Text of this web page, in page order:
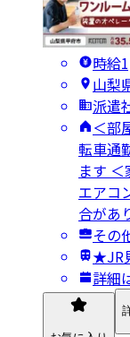
時給
山梨
派遣
＜部
転車通
ます
エアコ
合があ
その
★JR
詳細